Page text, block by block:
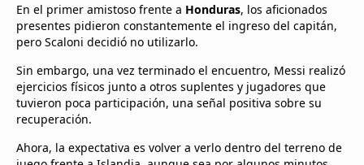
En el primer amistoso frente a Honduras, los aficionados
presentes pidieron constantemente el ingreso del capitán,
pero Scaloni decidió no utilizarlo.
Sin embargo, una vez terminado el encuentro, Messi realizó
ejercicios físicos junto a otros suplentes y jugadores que
tuvieron poca participación, una señal positiva sobre su
recuperación.
Ahora, la expectativa es volver a verlo dentro del terreno de